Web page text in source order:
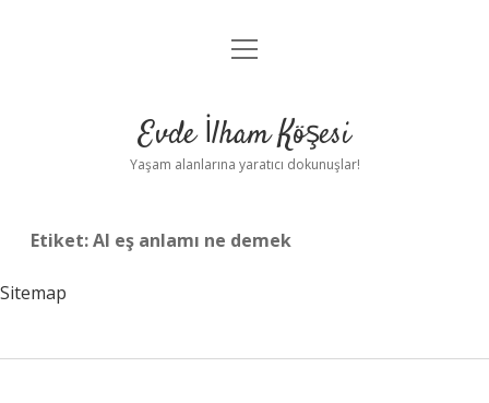
Anasayfa
Yasal Uyarı
menüyü
Evde İlham Köşesi
Yaşam alanlarına yaratıcı dokunuşlar!
Etiket:Al eş anlamı ne demek
Sitemap